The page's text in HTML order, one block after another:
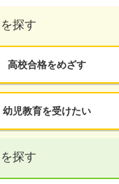
探す
高校合格をめざす
幼児教育を受けたい
探す